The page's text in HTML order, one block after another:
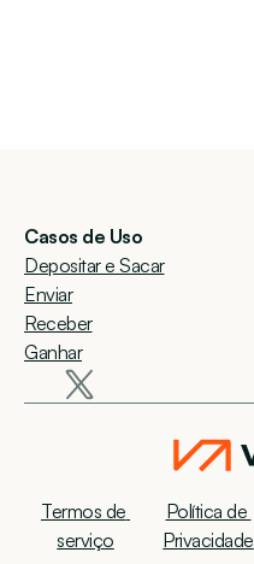
Casos de Uso
Depositar e Sacar
Enviar
Receber
Ganhar
Termos de
serviço
Política de
Privacidade